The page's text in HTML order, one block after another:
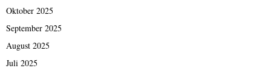
Oktober 2025
September 2025
August 2025
Juli 2025